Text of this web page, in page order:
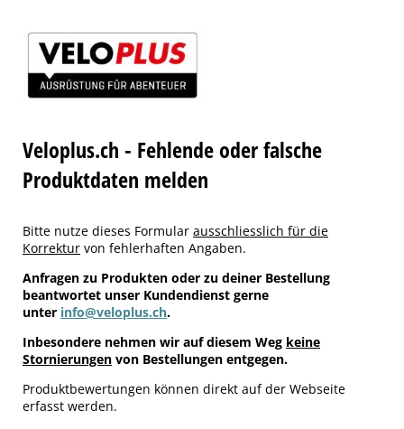
Veloplus.ch - Fehlende oder falsche
Produktdaten melden
Bitte nutze dieses Formular ausschliesslich für die
Korrektur von fehlerhaften Angaben.
Anfragen zu Produkten oder zu deiner Bestellung
beantwortet unser Kundendienst gerne
unter info@veloplus.ch.
Inbesondere nehmen wir auf diesem Weg keine
Stornierungen von Bestellungen entgegen.
Produktbewertungen können direkt auf der Webseite
erfasst werden.